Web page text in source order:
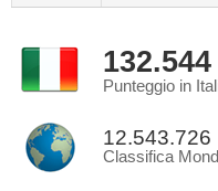
132.544
Punteggio in
12.543.726
Classifica